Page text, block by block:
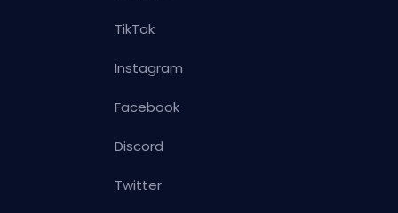
TikTok
Instagram
Facebook
Discord
Twitter